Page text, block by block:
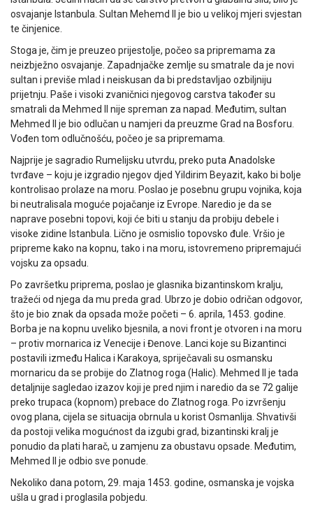
osvajanje Istanbula. Sultan Mehemd II je bio u velikoj mjeri svjestan
te činjenice.
Stoga je, čim je preuzeo prijestolje, počeo sa pripremama za
neizbježno osvajanje. Zapadnjačke zemlje su smatrale da je novi
sultan i previše mlad i neiskusan da bi predstavljao ozbiljniju
prijetnju. Paše i visoki zvaničnici njegovog carstva također su
smatrali da Mehmed II nije spreman za napad. Međutim, sultan
Mehmed II je bio odlučan u namjeri da preuzme Grad na Bosforu.
Vođen tom odlučnošću, počeo je sa pripremama.
Najprije je sagradio Rumelijsku utvrdu, preko puta Anadolske
tvrđave – koju je izgradio njegov djed Yildirim Beyazit, kako bi bolje
kontrolisao prolaze na moru. Poslao je posebnu grupu vojnika, koja
bi neutralisala moguće pojačanje iz Evrope. Naredio je da se
naprave posebni topovi, koji će biti u stanju da probiju debele i
visoke zidine Istanbula. Lično je osmislio topovsko đule. Vršio je
pripreme kako na kopnu, tako i na moru, istovremeno pripremajući
vojsku za opsadu.
Po završetku priprema, poslao je glasnika bizantinskom kralju,
tražeći od njega da mu preda grad. Ubrzo je dobio odričan odgovor,
što je bio znak da opsada može početi – 6. aprila, 1453. godine.
Borba je na kopnu uveliko bjesnila, a novi front je otvoren i na moru
– protiv mornarica iz Venecije i Đenove. Lanci koje su Bizantinci
postavili između Halica i Karakoya, spriječavali su osmansku
mornaricu da se probije do Zlatnog roga (Halic). Mehmed II je tada
detaljnije sagledao izazov koji je pred njim i naredio da se 72 galije
preko trupaca (kopnom) prebace do Zlatnog roga. Po izvršenju
ovog plana, cijela se situacija obrnula u korist Osmanlija. Shvativši
da postoji velika mogućnost da izgubi grad, bizantinski kralj je
ponudio da plati harač, u zamjenu za obustavu opsade. Međutim,
Mehmed II je odbio sve ponude.
Nekoliko dana potom, 29. maja 1453. godine, osmanska je vojska
ušla u grad i proglasila pobjedu.